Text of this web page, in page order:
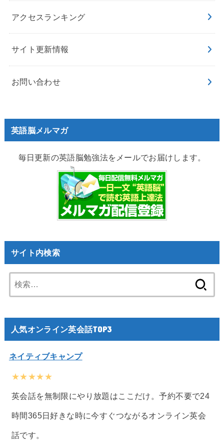
アクセスランキング
サイト更新情報
お問い合わせ
英語脳メルマガ
毎日更新の英語脳勉強法をメールでお届けします。
サイト内検索
索:
人気オンライン英会話TOP3
ネイティブキャンプ
★★★★★
英会話を無制限にやり放題はここだけ。予約不要で24
時間365日好きな時に今すぐつながるオンライン英会
話です。